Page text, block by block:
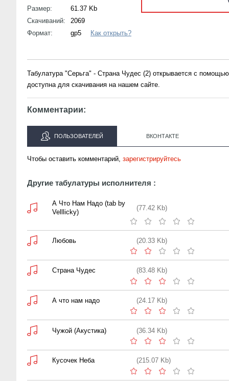
Размер:
61.37 Kb
Скачиваний:
2069
Формат:
gp5 Как открыть?
Табулатура "Серьга" - Страна Чудес (2) открывается с
доступна для скачивания на нашем сайте.
Комментарии:
ПОЛЬЗОВАТЕЛЕЙ ВКОНТАКТЕ
Чтобы оставить комментарий, зарегистрируйтесь
Другие табулатуры исполнителя :
А Что Нам Надо (tab by
Velllicky)
(77.42 Kb)
Любовь (20.33 Kb)
Страна Чудес (83.48 Kb)
А что нам надо (24.17 Kb)
Чужой (Акустика) (36.34 Kb)
Кусочек Неба (215.07 Kb)